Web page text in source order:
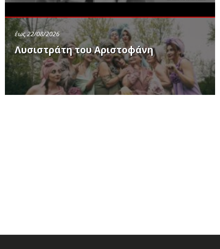
έως 22/08/2026
Λυσιστράτη του Αριστοφάνη